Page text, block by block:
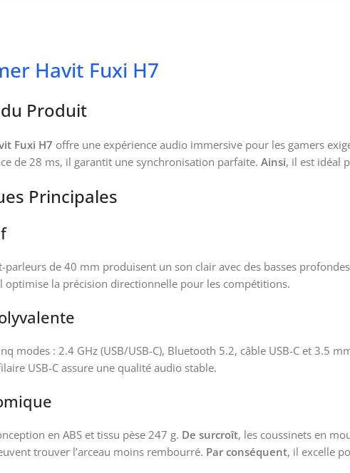
Havit Fuxi H7
Produit
Fuxi H7 offre une expérience audio immersive pour les gamers
de 28 ms, il garantit une synchronisation parfaite. Ainsi, il est idéal
Principales
parleurs de 40 mm produisent un son clair avec des basses
optimise la précision directionnelle pour les compétitions.
modes : 2.4 GHz (USB/USB-C), Bluetooth 5.2, câble USB-C et 3.5
USB-C assure une qualité audio stable.
en ABS et tissu pèse 247 g. De surcroît, les coussinets en
trouver l’arceau moins rembourré. Par conséquent, il excelle